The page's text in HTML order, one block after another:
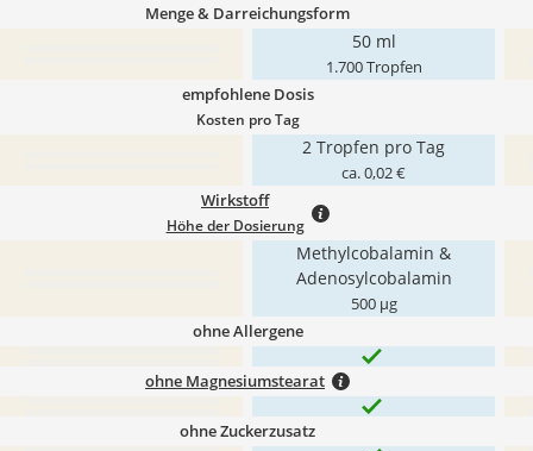
Menge & Darreichungsform
50 ml
1.700 Tropfen
empfohlene Dosis
Kosten pro Tag
2 Tropfen pro Tag
ca. 0,02 €
Wirkstoff
Höhe der Dosierung
Methylcobalamin &
Adenosylcobalamin
500 μg
ohne Allergene
ohne Magnesiumstearat
ohne Zuckerzusatz